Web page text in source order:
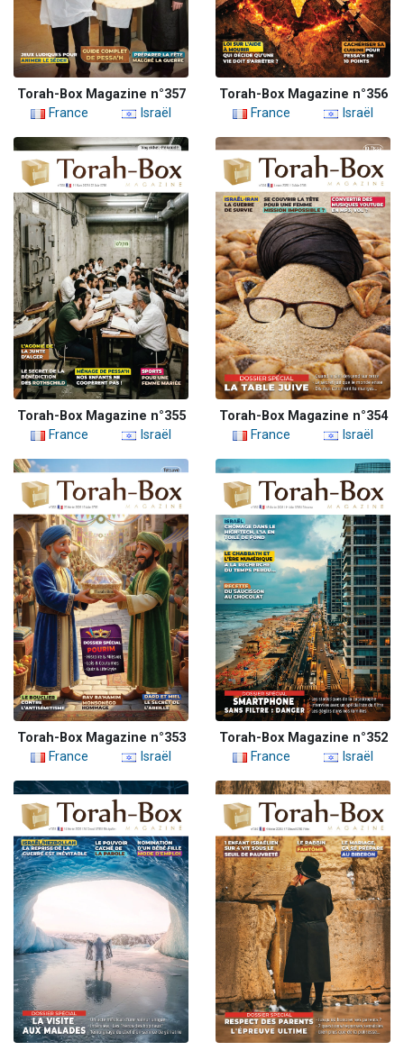
Torah-Box Magazine n°357
France
Israël
Torah-Box Magazine n°356
France
Israël
Torah-Box Magazine n°355
France
Israël
Torah-Box Magazine n°354
France
Israël
Torah-Box Magazine n°353
France
Israël
Torah-Box Magazine n°352
France
Israël